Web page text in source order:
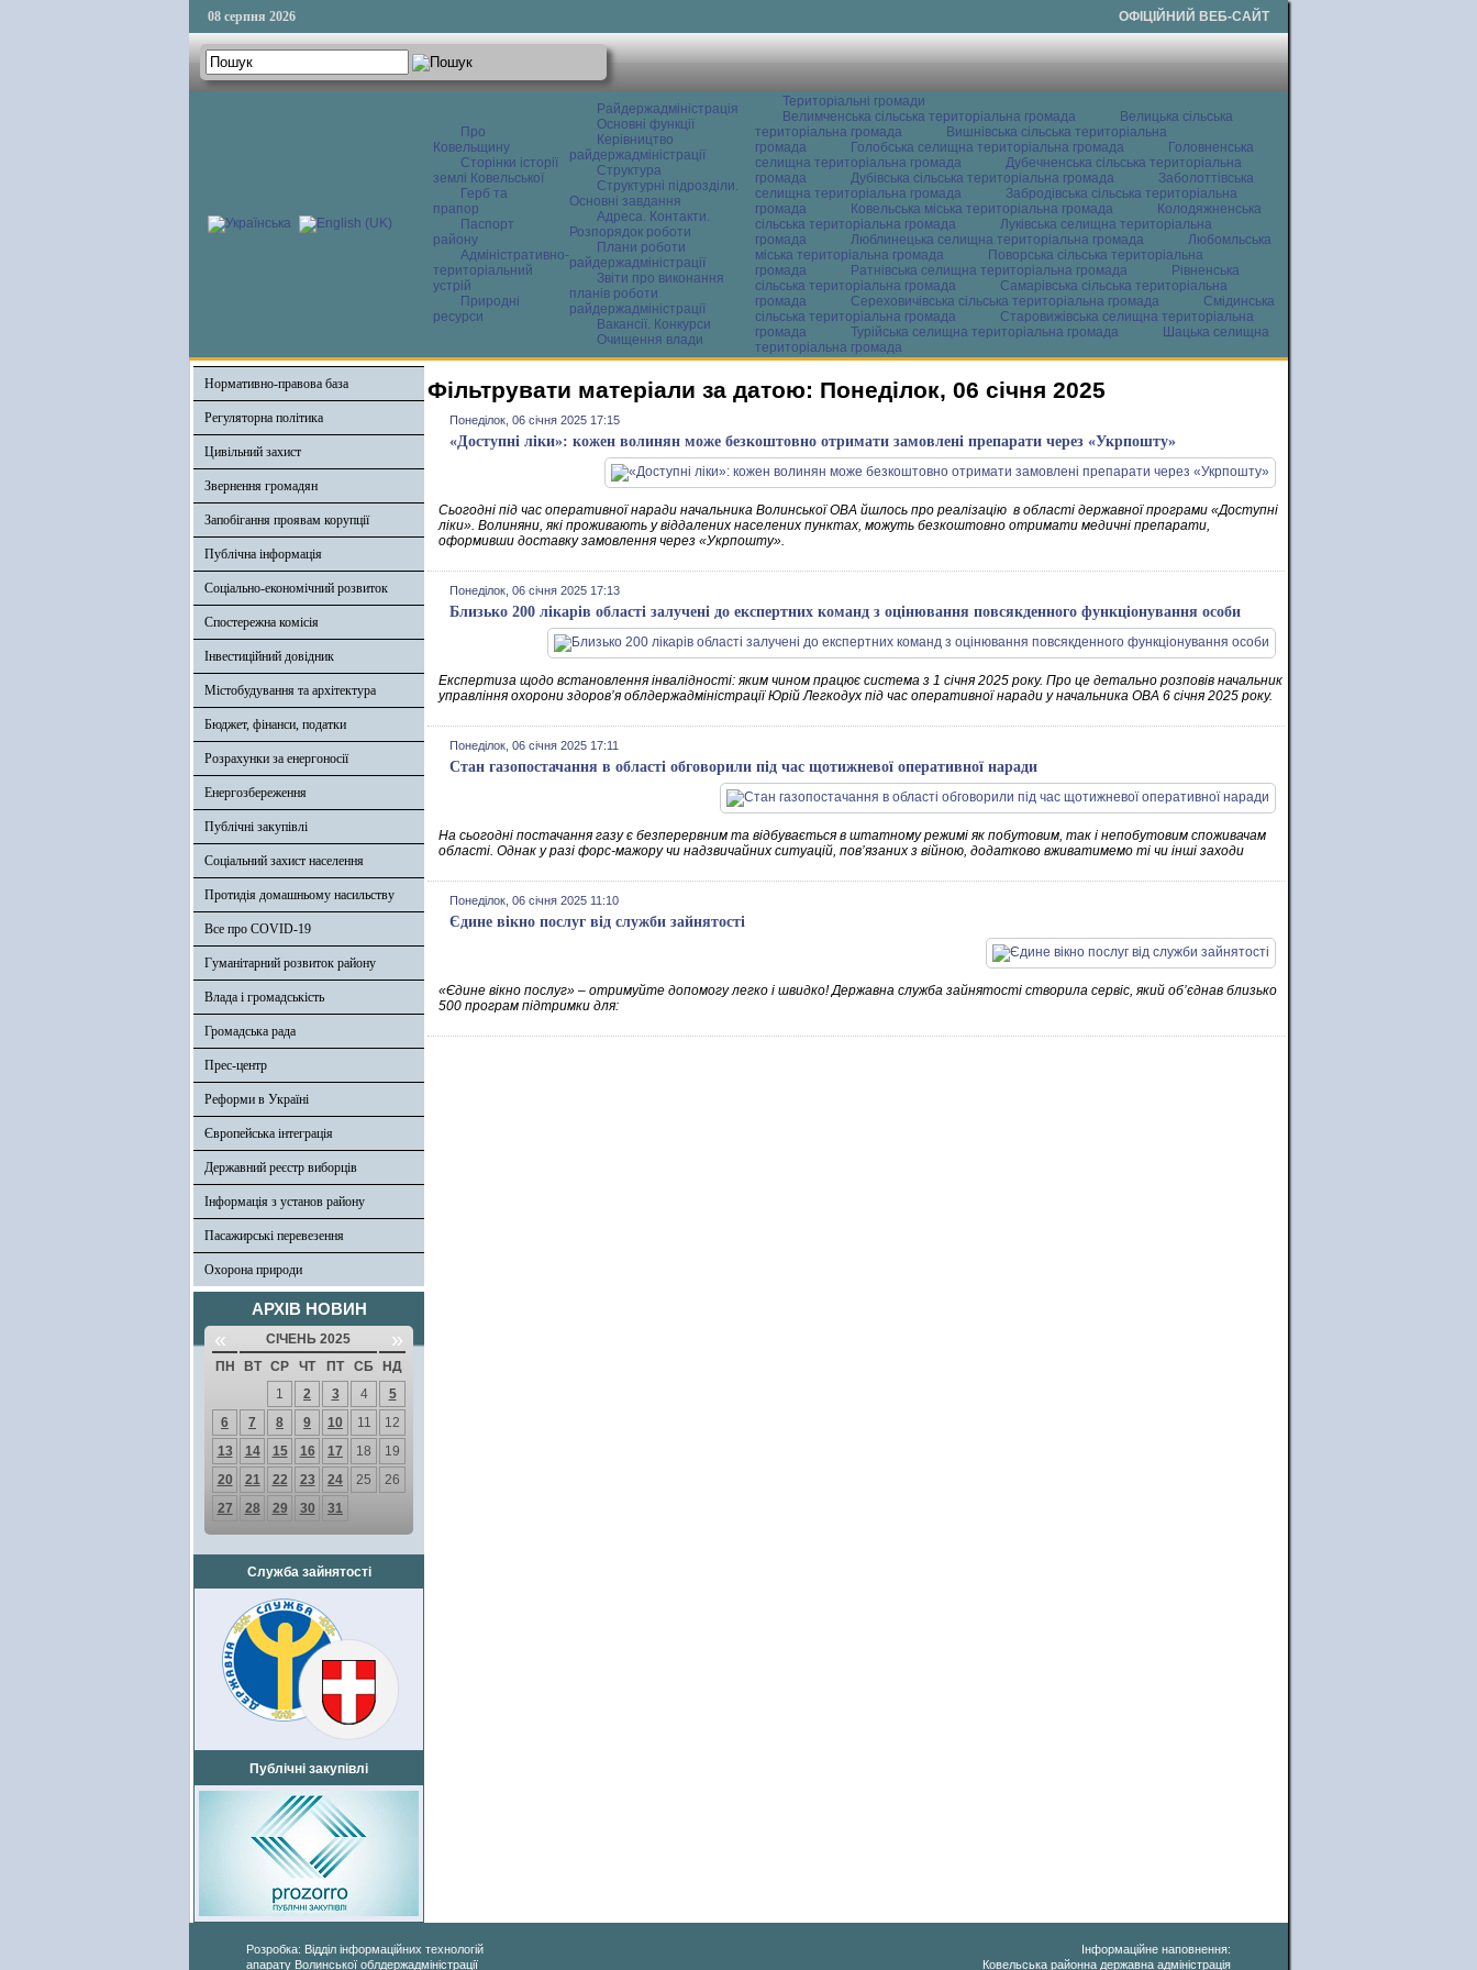
08 серпня 2026 ОФІЦІЙНИЙ ВЕБ-САЙТ
Про
Ковельщину
Сторінки історії
землі Ковельської
Герб та
прапор
Паспорт
району
Адміністративно-
територіальний
устрій
Природні
ресурси
Райдержадміністрація
Основні функції
Керівництво
райдержадміністрації
Структура
Структурні підрозділи.
Основні завдання
Адреса. Контакти.
Розпорядок роботи
Плани роботи
райдержадміністрації
Звіти про виконання
планів роботи
райдержадміністрації
Вакансії. Конкурси
Очищення влади
Територіальні громади
Велимченська сільська територіальна громада
Велицька сільська
територіальна громада
Вишнівська сільська територіальна
громада
Голобська селищна територіальна громада
Головненська
селищна територіальна громада
Дубечненська сільська територіальна
громада
Дубівська сільська територіальна громада
Заболоттівська
селищна територіальна громада
Забродівська сільська територіальна
громада
Ковельська міська територіальна громада
Колодяжненська
сільська територіальна громада
Луківська селищна територіальна
громада
Люблинецька селищна територіальна громада
Любомльська
міська територіальна громада
Поворська сільська територіальна
громада
Ратнівська селищна територіальна громада
Рівненська
сільська територіальна громада
Самарівська сільська територіальна
громада
Сереховичівська сільська територіальна громада
Смідинська
сільська територіальна громада
Старовижівська селищна територіальна
громада
Турійська селищна територіальна громада
Шацька селищна
територіальна громада
Нормативно-правова база
Регуляторна політика
Цивільний захист
Звернення громадян
Запобігання проявам корупції
Публічна інформація
Соціально-економічний розвиток
Спостережна комісія
Інвестиційний довідник
Містобудування та архітектура
Бюджет, фінанси, податки
Розрахунки за енергоносії
Енергозбереження
Публічні закупівлі
Соціальний захист населення
Протидія домашньому насильству
Все про COVID-19
Гуманітарний розвиток району
Влада і громадськість
Громадська рада
Прес-центр
Реформи в Україні
Європейська інтеграція
Державний реєстр виборців
Інформація з установ району
Пасажирські перевезення
Охорона природи
АРХІВ НОВИН
« СІЧЕНЬ 2025 »
ПН ВТ СР ЧТ ПТ СБ
НД
1
2 3 4
5
6
7 8 9 10 11
12
13
14 15 16 17 18
19
20
21 22 23 24 25
26
27
28 29 30 31
Служба зайнятості
Публічні закупівлі
Фільтрувати матеріали за датою: Понеділок, 06 січня 2025
Понеділок, 06 січня 2025 17:15
«Доступні ліки»: кожен волинян може безкоштовно отримати замовлені препарати через «Укрпошту»
Сьогодні під час оперативної наради начальника Волинської ОВА йшлось про реалізацію в області державної програми «Доступні
ліки». Волиняни, які проживають у віддалених населених пунктах, можуть безкоштовно отримати медичні препарати,
оформивши доставку замовлення через «Укрпошту».
Понеділок, 06 січня 2025 17:13
Близько 200 лікарів області залучені до експертних команд з оцінювання повсякденного функціонування особи
Експертиза щодо встановлення інвалідності: яким чином працює система з 1 січня 2025 року. Про це детально розповів начальник
управління охорони здоров’я облдержадміністрації Юрій Легкодух під час оперативної наради у начальника ОВА 6 січня 2025 року.
Понеділок, 06 січня 2025 17:11
Стан газопостачання в області обговорили під час щотижневої оперативної наради
На сьогодні постачання газу є безперервним та відбувається в штатному режимі як побутовим, так і непобутовим споживачам
області. Однак у разі форс-мажору чи надзвичайних ситуацій, пов’язаних з війною, додатково вживатимемо ті чи інші заходи
Понеділок, 06 січня 2025 11:10
Єдине вікно послуг від служби зайнятості
«Єдине вікно послуг» – отримуйте допомогу легко і швидко! Державна служба зайнятості створила сервіс, який об’єднав близько
500 програм підтримки для:
Розробка: Відділ інформаційних технологій
апарату Волинської облдержадміністрації
Інформаційне наповнення:
Ковельська районна державна адміністрація